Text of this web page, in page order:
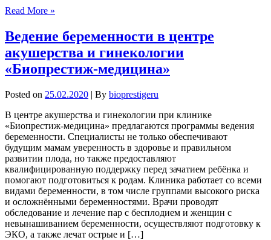
Read More »
Ведение беременности в центре
акушерства и гинекологии
«Биопрестиж-медицина»
Posted on 25.02.2020 | By bioprestigeru
В центре акушерства и гинекологии при клинике
«Биопрестиж-медицина» предлагаются программы ведения
беременности. Специалисты не только обеспечивают
будущим мамам уверенность в здоровье и правильном
развитии плода, но также предоставляют
квалифицированную поддержку перед зачатием ребёнка и
помогают подготовиться к родам. Клиника работает со всеми
видами беременности, в том числе группами высокого риска
и осложнёнными беременностями. Врачи проводят
обследование и лечение пар с бесплодием и женщин с
невынашиванием беременности, осуществляют подготовку к
ЭКО, а также лечат острые и […]